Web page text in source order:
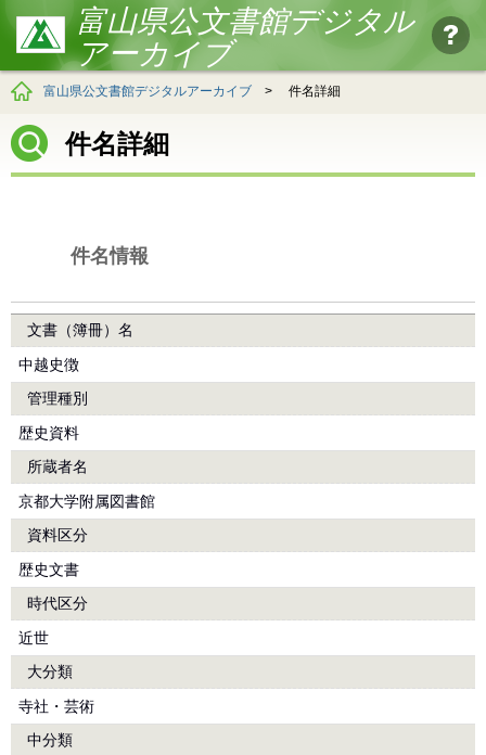
富山県公文書館デジタル
アーカイブ
富山県公文書館デジタルアーカイブ > 件名詳細
件名詳細
件名情報
文書（簿冊）名
中越史徴
管理種別
歴史資料
所蔵者名
京都大学附属図書館
資料区分
歴史文書
時代区分
近世
大分類
寺社・芸術
中分類